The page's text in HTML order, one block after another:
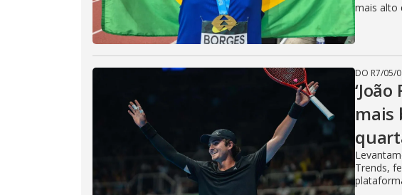
mais alto
DO R7/05/
mais
Trends,